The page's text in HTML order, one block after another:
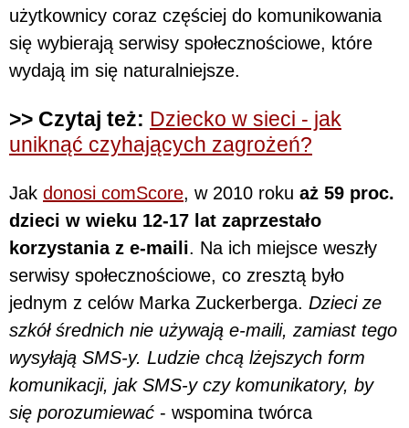
użytkownicy coraz częściej do komunikowania
się wybierają serwisy społecznościowe, które
wydają im się naturalniejsze.
>> Czytaj też: Dziecko w sieci - jak
uniknąć czyhających zagrożeń?
Jak donosi comScore, w 2010 roku aż 59 proc.
dzieci w wieku 12-17 lat zaprzestało
korzystania z e-maili. Na ich miejsce weszły
serwisy społecznościowe, co zresztą było
jednym z celów Marka Zuckerberga. Dzieci ze
szkół średnich nie używają e-maili, zamiast tego
wysyłają SMS-y. Ludzie chcą lżejszych form
komunikacji, jak SMS-y czy komunikatory, by
się porozumiewać - wspomina twórca